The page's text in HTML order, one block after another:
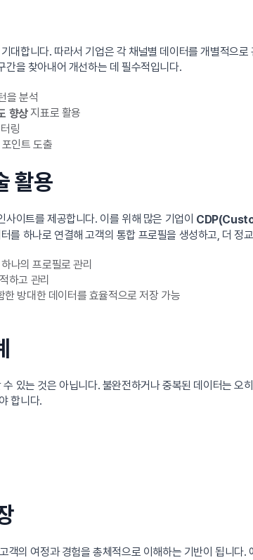
대합니다. 따라서 기업은 각 채널별 데이터를 개별적으
간을 찾아내어 개선하는 데 필수적입니다.
을 분석
향상지표로 활용
링
인트 도출
활용
이트를 제공합니다. 이를 위해 많은 기업이
를 하나로 연결해 고객의 통합 프로필을 생성하고, 더 정
나의 프로필로 관리
하고 관리
방대한 데이터를 효율적으로 저장 가능
있는 것은 아닙니다. 불완전하거나 중복된 데이터는 오
합니다.
객의 여정과 경험을 총체적으로 이해하는 기반이 됩니